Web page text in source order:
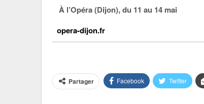
À l’Opéra (Dijon), du 11 au 14 mai
opera-dijon.fr
Partager Facebook Twitter